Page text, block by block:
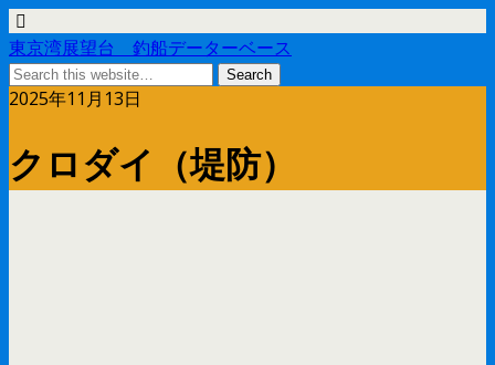
東京湾展望台 釣船データーベース
2025年11月13日
クロダイ（堤防）